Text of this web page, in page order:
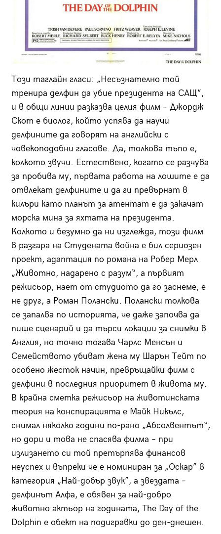
Този таглайн гласи: „Несъзнателно той
тренира делфин да убие президента на САЩ”,
и в общи линии разказва целия филм – Джордж
Скот е биолог, който успява да научи
делфините да говорят на английски с
човекоподобни гласове. Да, толкова тъпо е,
колкото звучи. Естествено, когато се разчува
за пробива му, първата работа на лошите е да
отвлекат делфините и да ги превърнат в
килъри като планът за атентат е да закачат
морска мина за яхтата на президента.
Колкото и безумно да ни изглежда, този филм
в разгара на Студената война е бил сериозен
проект, адаптация по романа на Робер Мерл
„Животно, надарено с разум“, а първият
режисьор, нает от студиото да го заснеме, е
не друг, а Роман Полански. Полански толкова
се запалва по историята, че даже започва да
пише сценарий и да търси локации за снимки в
Англия, но точно тогава Чарлс Менсън и
Семейството убиват жена му Шарън Тейт по
особено жесток начин, превръщайки филм с
делфини в последния приоритет в живота му.
В крайна сметка режисьор на животинската
теория на конспирацията е Майк Никълс,
снимал няколко години по-рано „Абсолвентът“,
но дори и това не спасява филма – при
излизането си той претърпява финансов
неуспех и въпреки че е номиниран за „Оскар” в
категория „Най-добър звук”, а звездата –
делфинът Алфа, е обявен за най-добро
животно актьор на годината, The Day of the
Dolphin е обект на подигравки до ден-днешен.